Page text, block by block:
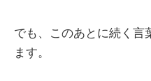
でも、このあとに続く言
ます。